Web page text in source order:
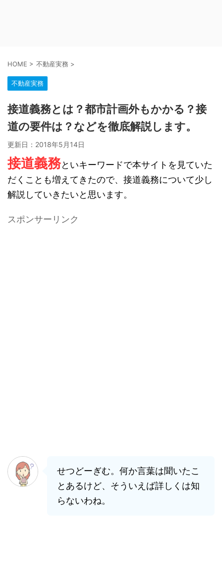
HOME > 不動産実務 >
不動産実務
接道義務とは？都市計画外もかかる？接
道の要件は？などを徹底解説します。
更新日： 2018年5月14日
接道義務といキーワードで本サイトを見ていた
だくことも増えてきたので、接道義務について少し
解説していきたいと思います。
スポンサーリンク
せつどーぎむ。何か言葉は聞いたこ
とあるけど、そういえば詳しくは知
らないわね。